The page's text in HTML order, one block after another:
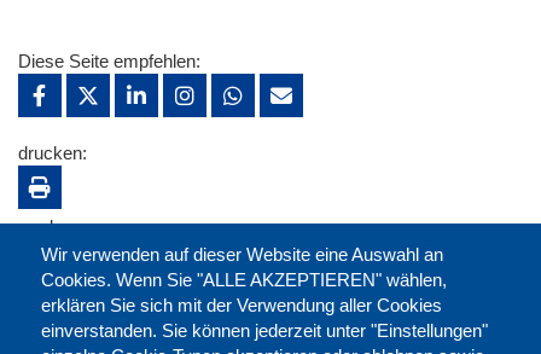
Wir verwenden auf dieser Website eine Auswahl an
Cookies. Wenn Sie "ALLE AKZEPTIEREN" wählen,
erklären Sie sich mit der Verwendung aller Cookies
einverstanden. Sie können jederzeit unter "Einstellungen"
Diese Seite empfehlen:
drucken:
merken: